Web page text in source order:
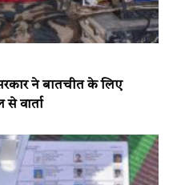
ने बातचीत के लिए
वार्ता